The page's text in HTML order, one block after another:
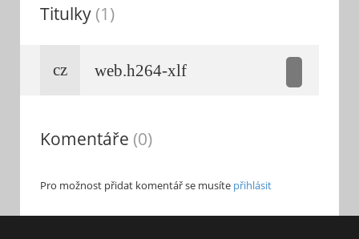
Titulky (1)
cz web.h264-xlf
Komentáře (0)
Pro možnost přidat komentář se musíte přihlásit